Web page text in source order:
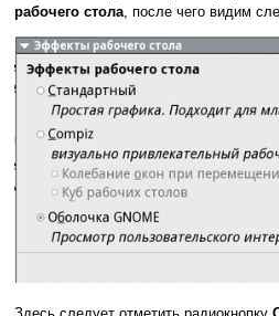
рабочего стола , после чего видим